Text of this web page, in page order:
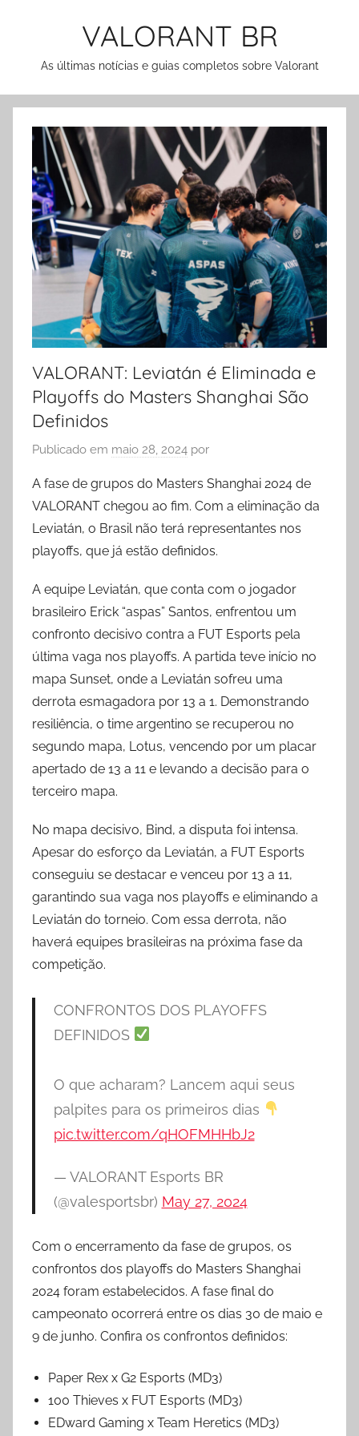
VALORANT BR
As últimas notícias e guias completos sobre Valorant
VALORANT: Leviatán é Eliminada e
Playoffs do Masters Shanghai São
Definidos
Publicado em maio 28, 2024 por
A fase de grupos do Masters Shanghai 2024 de
VALORANT chegou ao fim. Com a eliminação da
Leviatán, o Brasil não terá representantes nos
playoffs, que já estão definidos.
A equipe Leviatán, que conta com o jogador
brasileiro Erick “aspas” Santos, enfrentou um
confronto decisivo contra a FUT Esports pela
última vaga nos playoffs. A partida teve início no
mapa Sunset, onde a Leviatán sofreu uma
derrota esmagadora por 13 a 1. Demonstrando
resiliência, o time argentino se recuperou no
segundo mapa, Lotus, vencendo por um placar
apertado de 13 a 11 e levando a decisão para o
terceiro mapa.
No mapa decisivo, Bind, a disputa foi intensa.
Apesar do esforço da Leviatán, a FUT Esports
conseguiu se destacar e venceu por 13 a 11,
garantindo sua vaga nos playoffs e eliminando a
Leviatán do torneio. Com essa derrota, não
haverá equipes brasileiras na próxima fase da
competição.
CONFRONTOS DOS PLAYOFFS
DEFINIDOS
O que acharam? Lancem aqui seus
palpites para os primeiros dias
pic.twitter.com/qHOFMHHbJ2
— VALORANT Esports BR
(@valesportsbr) May 27, 2024
Com o encerramento da fase de grupos, os
confrontos dos playoffs do Masters Shanghai
2024 foram estabelecidos. A fase final do
campeonato ocorrerá entre os dias 30 de maio e
9 de junho. Confira os confrontos definidos:
Paper Rex x G2 Esports (MD3)
100 Thieves x FUT Esports (MD3)
EDward Gaming x Team Heretics (MD3)